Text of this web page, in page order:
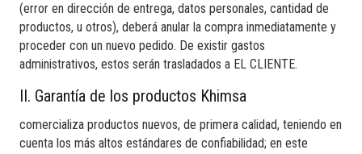
(error en dirección de entrega, datos personales, cantidad de
productos, u otros), deberá anular la compra inmediatamente y
proceder con un nuevo pedido. De existir gastos
administrativos, estos serán trasladados a EL CLIENTE.
II. Garantía de los productos Khimsa
comercializa productos nuevos, de primera calidad, teniendo en
cuenta los más altos estándares de confiabilidad; en este